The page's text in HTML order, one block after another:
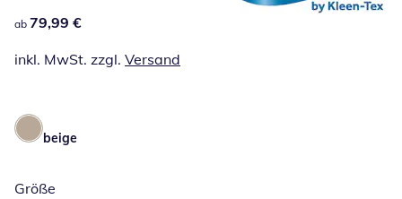
79,99 €
ab 79,99 €
inkl. MwSt. zzgl. Versand
beige
Größe